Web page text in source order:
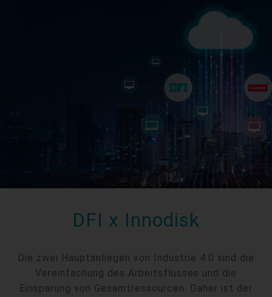
DFI x Innodisk
Die zwei Hauptanliegen von Industrie 4.0 sind die
Vereinfachung des Arbeitsflusses und die
Einsparung von Gesamtressourcen. Daher ist der